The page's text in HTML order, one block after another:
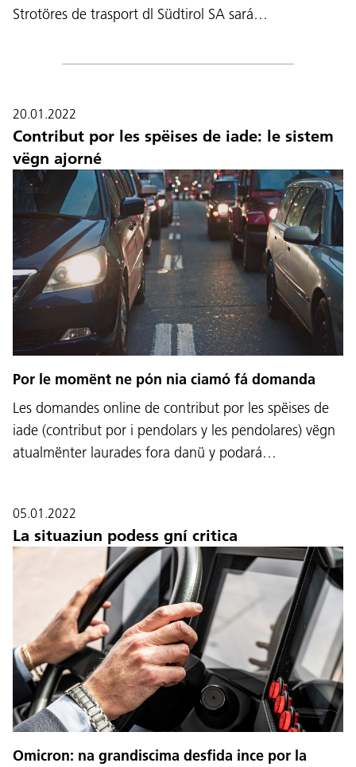
Strotöres de trasport dl Südtirol SA sará…
20.01.2022
Contribut por les spëises de iade: le sistem
vëgn ajorné
Por le momënt ne pón nia ciamó fá domanda
Les domandes online de contribut por les spëises de
iade (contribut por i pendolars y les pendolares) vëgn
atualmënter laurades fora danü y podará…
05.01.2022
La situaziun podess gní critica
Omicron: na grandiscima desfida ince por la